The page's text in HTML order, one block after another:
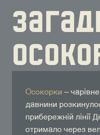
Осокорки –
давнини
прибережній лінії
отримало через